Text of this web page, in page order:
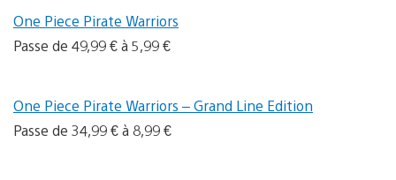
One Piece Pirate Warriors
Passe de 49,99 € à 5,99 €
One Piece Pirate Warriors – Grand Line Edition
Passe de 34,99 € à 8,99 €